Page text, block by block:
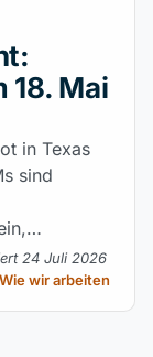
18. Mai
in Texas
sind
24 Juli 2026
Wie wir arbeiten